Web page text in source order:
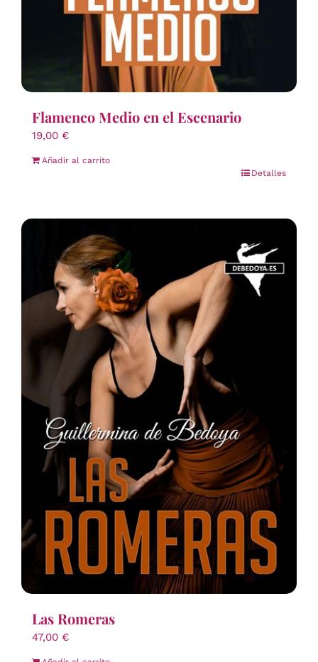
Flamenco Medio en el Escenario
19,00 €
Añadir al carrito
Detalles
Las Romeras
47,00 €